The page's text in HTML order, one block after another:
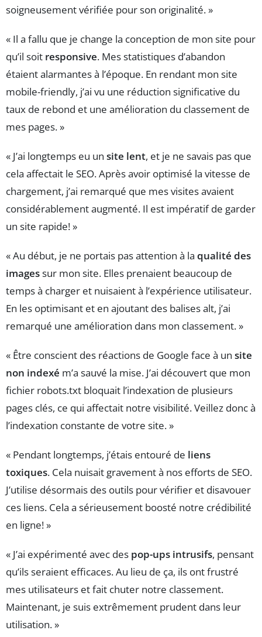
soigneusement vérifiée pour son originalité. »
« Il a fallu que je change la conception de mon site pour
qu’il soit responsive. Mes statistiques d’abandon
étaient alarmantes à l’époque. En rendant mon site
mobile-friendly, j’ai vu une réduction significative du
taux de rebond et une amélioration du classement de
mes pages. »
« J’ai longtemps eu un site lent, et je ne savais pas que
cela affectait le SEO. Après avoir optimisé la vitesse de
chargement, j’ai remarqué que mes visites avaient
considérablement augmenté. Il est impératif de garder
un site rapide! »
« Au début, je ne portais pas attention à la qualité des
imagessur mon site. Elles prenaient beaucoup de
temps à charger et nuisaient à l’expérience utilisateur.
En les optimisant et en ajoutant des balises alt, j’ai
remarqué une amélioration dans mon classement. »
« Être conscient des réactions de Google face à un site
non indexé m’a sauvé la mise. J’ai découvert que mon
fichier robots.txt bloquait l’indexation de plusieurs
pages clés, ce qui affectait notre visibilité. Veillez donc à
l’indexation constante de votre site. »
« Pendant longtemps, j’étais entouré de liens
toxiques. Cela nuisait gravement à nos efforts de SEO.
J’utilise désormais des outils pour vérifier et disavouer
ces liens. Cela a sérieusement boosté notre crédibilité
en ligne! »
« J’ai expérimenté avec des pop-ups intrusifs, pensant
qu’ils seraient efficaces. Au lieu de ça, ils ont frustré
mes utilisateurs et fait chuter notre classement.
Maintenant, je suis extrêmement prudent dans leur
utilisation. »